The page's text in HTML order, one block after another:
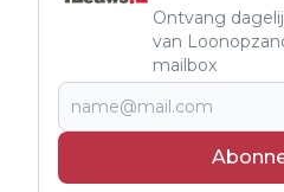
Ontvang
van
mailbox